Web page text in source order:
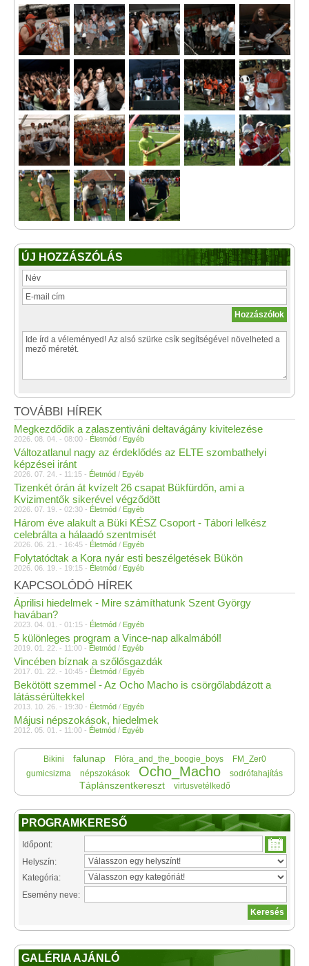
ÚJ HOZZÁSZÓLÁS
TOVÁBBI HÍREK
Megkezdődik a zalaszentiváni deltavágány kivitelezése
2026. 08. 04. - 08:00 - Életmód / Egyéb
Változatlanul nagy az érdeklődés az ELTE szombathelyi
képzései iránt
2026. 07. 24. - 11:15 - Életmód / Egyéb
Tizenkét órán át kvízelt 26 csapat Bükfürdőn, ami a
Kvizimentők sikerével végződött
2026. 07. 19. - 02:30 - Életmód / Egyéb
Három éve alakult a Büki KÉSZ Csoport - Tábori lelkész
celebrálta a hálaadó szentmisét
2026. 06. 21. - 16:45 - Életmód / Egyéb
Folytatódtak a Kora nyár esti beszélgetések Bükön
2026. 06. 19. - 19:15 - Életmód / Egyéb
KAPCSOLÓDÓ HÍREK
Áprilisi hiedelmek - Mire számíthatunk Szent György
havában?
2023. 04. 01. - 01:15 - Életmód / Egyéb
5 különleges program a Vince-nap alkalmából!
2019. 01. 22. - 11:00 - Életmód / Egyéb
Vincében bíznak a szőlősgazdák
2017. 01. 22. - 10:45 - Életmód / Egyéb
Bekötött szemmel - Az Ocho Macho is csörgőlabdázott a
látássérültekkel
2013. 10. 26. - 19:30 - Életmód / Egyéb
Májusi népszokások, hiedelmek
2012. 05. 01. - 11:00 - Életmód / Egyéb
Bikini falunap Flóra_and_the_boogie_boys
FM_Zer0
gumicsizma
népszokások Ocho_Macho sodrófahajítás
Táplánszentkereszt virtusvetélkedő
PROGRAMKERESŐ
Időpont:
Helyszín:
Kategória:
Esemény neve:
GALÉRIA AJÁNLÓ